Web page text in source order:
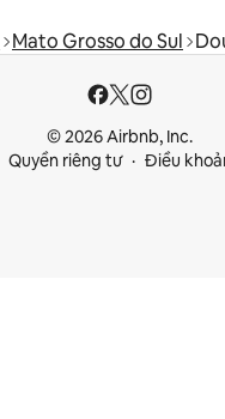
Mato Grosso do Sul
© 2026 Airbnb, Inc.
Quyền riêng tư
Điều